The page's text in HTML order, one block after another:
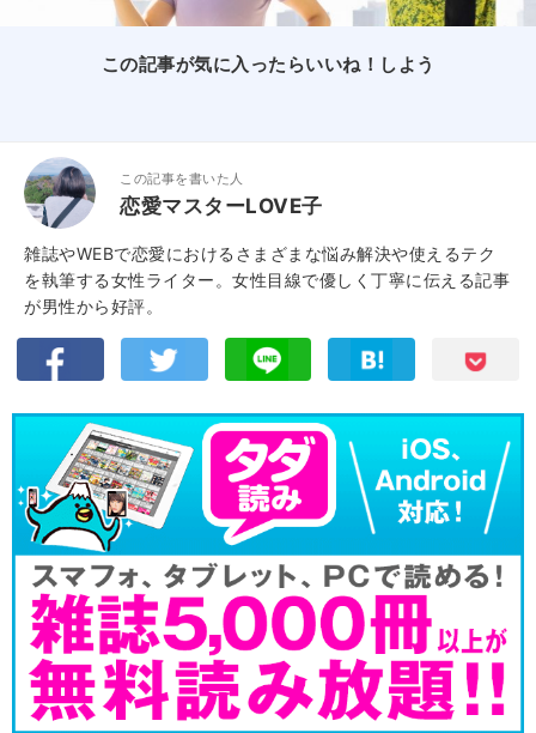
この記事が気に入ったらいいね！しよう
この記事を書いた人
恋愛マスターLOVE子
雑誌やWEBで恋愛におけるさまざまな悩み解決や使えるテク
を執筆する女性ライター。女性目線で優しく丁寧に伝える記事
が男性から好評。